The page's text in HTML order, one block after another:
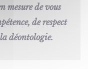
mesure de vous
de respect
déontologie.